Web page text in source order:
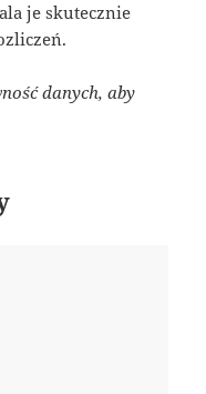
je skutecznie
danych, aby